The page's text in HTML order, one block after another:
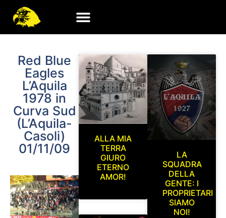
Red Blue
Eagles
L’Aquila
1978 in
Curva Sud
(L’Aquila-
Casoli)
01/11/09
ALLA MIA
TERRA
GIURO
ETERNO
AMOR!
LA
SQUADRA
DELLA
GENTE: I
PROPRIETARI
SIAMO
NOI!